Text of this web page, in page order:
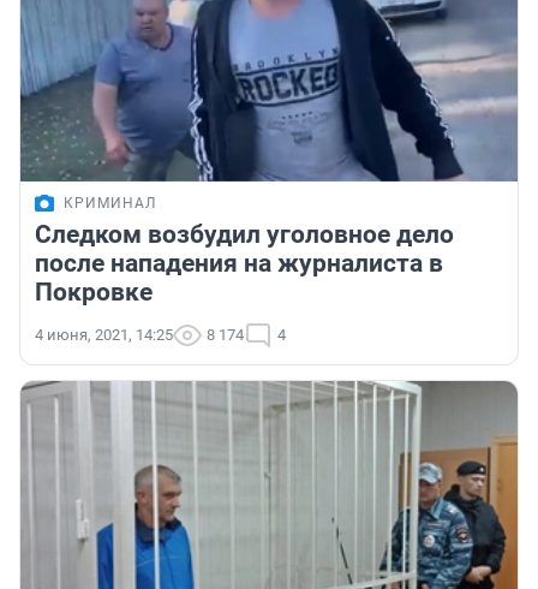
КРИМИНАЛ
Следком возбудил уголовное дело
после нападения на журналиста в
Покровке
4 июня, 2021, 14:25 8 174 4